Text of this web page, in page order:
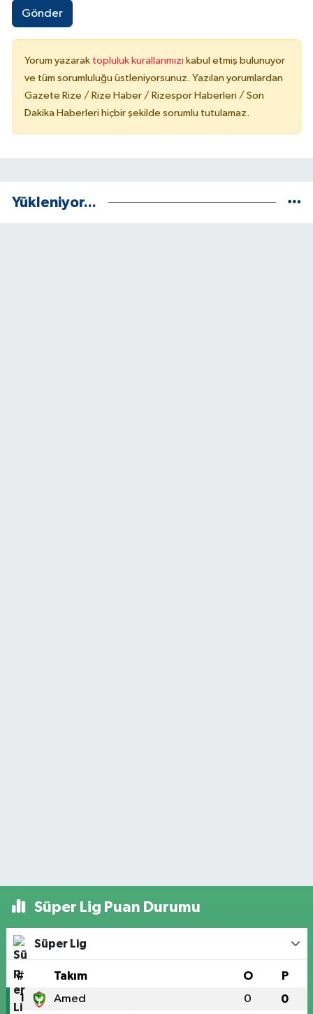
Gönder
Yorum yazarak topluluk kurallarımızı kabul etmiş bulunuyor
ve tüm sorumluluğu üstleniyorsunuz. Yazılan yorumlardan
Gazete Rize / Rize Haber / Rizespor Haberleri / Son
Dakika Haberleri hiçbir şekilde sorumlu tutulamaz.
Yükleniyor...
Süper Lig Puan Durumu
Süper Lig
# Takım O P
1 Amed 0 0